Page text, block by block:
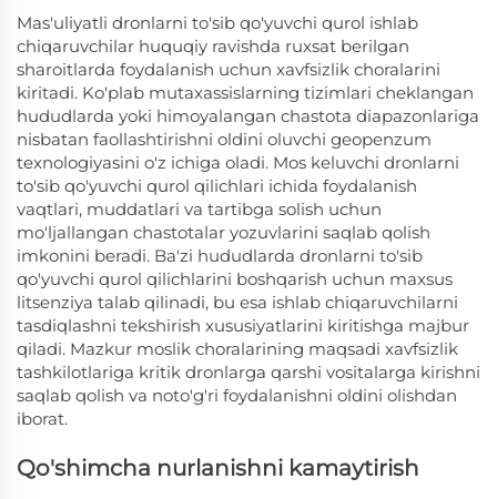
Mas'uliyatli dronlarni to'sib qo'yuvchi qurol ishlab
chiqaruvchilar huquqiy ravishda ruxsat berilgan
sharoitlarda foydalanish uchun xavfsizlik choralarini
kiritadi. Ko'plab mutaxassislarning tizimlari cheklangan
hududlarda yoki himoyalangan chastota diapazonlariga
nisbatan faollashtirishni oldini oluvchi geopenzum
texnologiyasini o'z ichiga oladi. Mos keluvchi dronlarni
to'sib qo'yuvchi qurol qilichlari ichida foydalanish
vaqtlari, muddatlari va tartibga solish uchun
mo'ljallangan chastotalar yozuvlarini saqlab qolish
imkonini beradi. Ba'zi hududlarda dronlarni to'sib
qo'yuvchi qurol qilichlarini boshqarish uchun maxsus
litsenziya talab qilinadi, bu esa ishlab chiqaruvchilarni
tasdiqlashni tekshirish xususiyatlarini kiritishga majbur
qiladi. Mazkur moslik choralarining maqsadi xavfsizlik
tashkilotlariga kritik dronlarga qarshi vositalarga kirishni
saqlab qolish va noto'g'ri foydalanishni oldini olishdan
iborat.
Qo'shimcha nurlanishni kamaytirish